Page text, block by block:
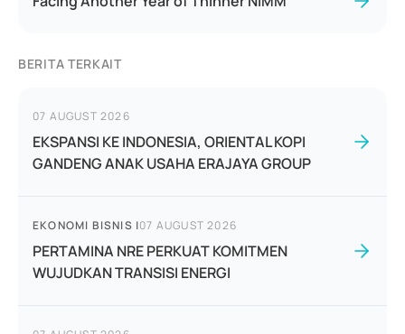
BERITA TERKAIT
07 AUGUST 2026
EKSPANSI KE INDONESIA, ORIENTAL KOPI
GANDENG ANAK USAHA ERAJAYA GROUP
EKONOMI BISNIS |07 AUGUST 2026
PERTAMINA NRE PERKUAT KOMITMEN
WUJUDKAN TRANSISI ENERGI